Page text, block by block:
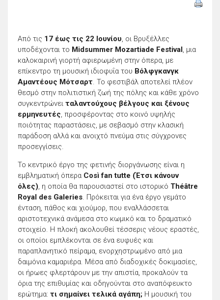
Από τις 17 έως τις 22 Ιουνίου, οι Βρυξέλλες
υποδέχονται το Midsummer Mozartiade Festival, μια
καλοκαιρινή γιορτή αφιερωμένη στην όπερα, με
επίκεντρο τη μουσική ιδιοφυΐα του Βόλφγκανγκ
Αμαντέους Μότσαρτ. Το φεστιβάλ αποτελεί πλέον
θεσμό στην πολιτιστική ζωή της πόλης και κάθε χρόνο
συγκεντρώνει ταλαντούχους βέλγους και ξένους
ερμηνευτές, προσφέροντας στο κοινό υψηλής
ποιότητας παραστάσεις, με σεβασμό στην κλασική
παράδοση αλλά και ανοιχτό πνεύμα στις σύγχρονες
προσεγγίσεις.
Το κεντρικό έργο της φετινής διοργάνωσης είναι η
εμβληματική όπερα Così fan tutte (Έτσι κάνουν
όλες), η οποία θα παρουσιαστεί στο ιστορικό Théâtre
Royal des Galeries. Πρόκειται για ένα έργο γεμάτο
ένταση, πάθος και χιούμορ, που εναλλάσσεται
αριστοτεχνικά ανάμεσα στο κωμικό και το δραματικό
στοιχείο. Η πλοκή ακολουθεί τέσσερις νέους εραστές,
οι οποίοι εμπλέκονται σε ένα ευφυές και
παραπλανητικό πείραμα, ενορχηστρωμένο από μια
δαιμόνια καμαριέρα. Μέσα από διαδοχικές δοκιμασίες,
οι ήρωες φλερτάρουν με την απιστία, προκαλούν τα
όρια της επιθυμίας και οδηγούνται στο αναπόφευκτο
ερώτημα: τι σημαίνει τελικά αγάπη; Η μουσική του